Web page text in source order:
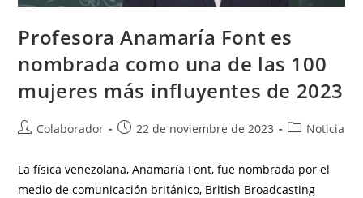
Profesora Anamaría Font es
nombrada como una de las 100
mujeres más influyentes de 2023
Colaborador 22 de noviembre de 2023 Noticia
La física venezolana, Anamaría Font, fue nombrada por el
medio de comunicación británico, British Broadcasting